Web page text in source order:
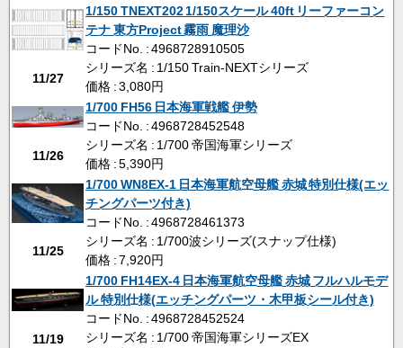
11/27
1/150 TNEXT202 1/150スケール 40ft リーファーコン
テナ 東方Project 霧雨 魔理沙
コードNo. : 4968728910505
シリーズ名 : 1/150 Train-NEXTシリーズ
価格 : 3,080円
11/26
1/700 FH56 日本海軍戦艦 伊勢
コードNo. : 4968728452548
シリーズ名 : 1/700 帝国海軍シリーズ
価格 : 5,390円
11/25
1/700 WN8EX-1 日本海軍航空母艦 赤城 特別仕様(エッ
チングパーツ付き)
コードNo. : 4968728461373
シリーズ名 : 1/700波シリーズ(スナップ仕様)
価格 : 7,920円
11/19
1/700 FH14EX-4 日本海軍航空母艦 赤城 フルハルモデ
ル 特別仕様(エッチングパーツ・木甲板シール付き)
コードNo. : 4968728452524
シリーズ名 : 1/700 帝国海軍シリーズEX